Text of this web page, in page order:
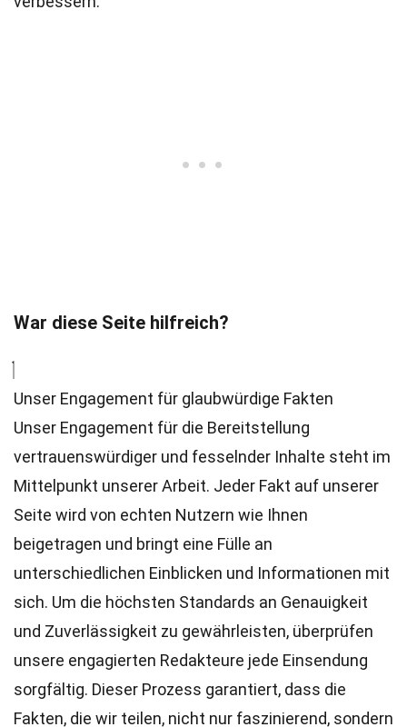
War diese Seite hilfreich?
Unser Engagement für glaubwürdige Fakten
Unser Engagement für die Bereitstellung
vertrauenswürdiger und fesselnder Inhalte steht im
Mittelpunkt unserer Arbeit. Jeder Fakt auf unserer
Seite wird von echten Nutzern wie Ihnen
beigetragen und bringt eine Fülle an
unterschiedlichen Einblicken und Informationen mit
sich. Um die höchsten Standards an Genauigkeit
und Zuverlässigkeit zu gewährleisten, überprüfen
unsere engagierten Redakteure jede Einsendung
sorgfältig. Dieser Prozess garantiert, dass die
Fakten, die wir teilen, nicht nur faszinierend, sondern